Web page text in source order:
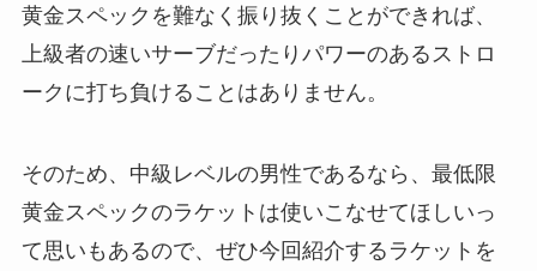
黄金スペックを難なく振り抜くことができれば、
上級者の速いサーブだったりパワーのあるストロ
ークに打ち負けることはありません。
そのため、中級レベルの男性であるなら、最低限
黄金スペックのラケットは使いこなせてほしいっ
て思いもあるので、ぜひ今回紹介するラケットを